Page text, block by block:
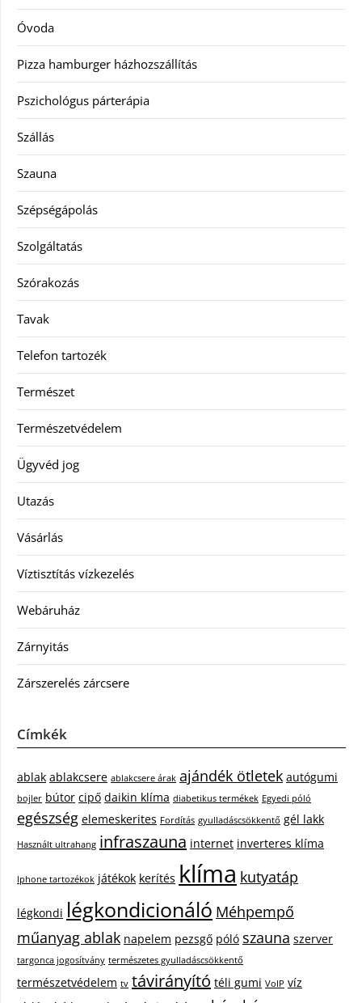
Óvoda
Pizza hamburger házhozszállítás
Pszichológus párterápia
Szállás
Szauna
Szépségápolás
Szolgáltatás
Szórakozás
Tavak
Telefon tartozék
Természet
Természetvédelem
Ügyvéd jog
Utazás
Vásárlás
Víztisztítás vízkezelés
Webáruház
Zárnyitás
Zárszerelés zárcsere
Címkék
ablak ablakcsere ablakcsere árak ajándék ötletek autógumi
bojler bútor cipő daikin klíma diabetikus termékek Egyedi póló
egészség elemeskerites Fordítás gyulladáscsökkentő gél lakk
Használt ultrahang infraszauna internet inverteres klíma
Iphone tartozékok játékok kerítés klíma kutyatáp
légkondi légkondicionáló Méhpempő
műanyag ablak napelem pezsgő póló szauna szerver
targonca jogosítvány természetes gyulladáscsökkentő
természetvédelem tv távirányító téli gumi VoIP víz